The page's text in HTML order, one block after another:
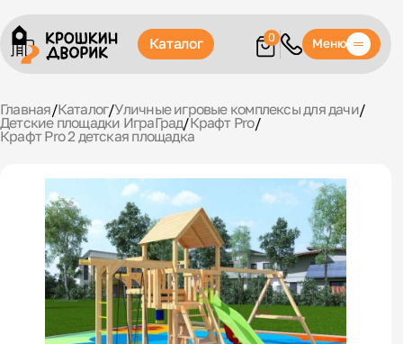
Каталог 0 Меню
Главная/Каталог/Уличные игровые комплексы для дачи/
Детские площадки ИграГрад/Крафт Pro/
Крафт Pro 2 детская площадка